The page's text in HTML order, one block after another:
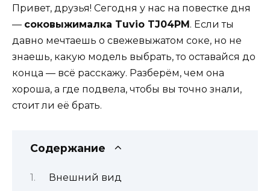
Привет, друзья! Сегодня у нас на повестке дня
— соковыжималка Tuvio TJ04PM . Если ты
давно мечтаешь о свежевыжатом соке, но не
знаешь, какую модель выбрать, то оставайся до
конца — всё расскажу. Разберём, чем она
хороша, а где подвела, чтобы вы точно знали,
стоит ли её брать.
Содержание
Внешний вид